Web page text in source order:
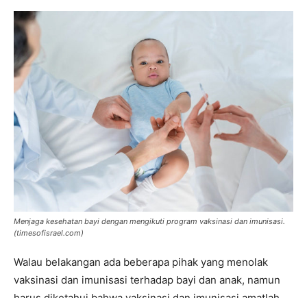
Menjaga kesehatan bayi dengan mengikuti program vaksinasi dan imunisasi.
(timesofisrael.com)
Walau belakangan ada beberapa pihak yang menolak
vaksinasi dan imunisasi terhadap bayi dan anak, namun